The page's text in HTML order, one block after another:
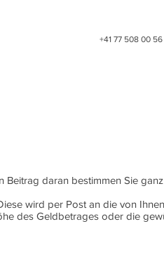
+41 77 508 00 56
Beitrag daran bestimmen Sie
wird per Post an die von
des Geldbetrages oder die